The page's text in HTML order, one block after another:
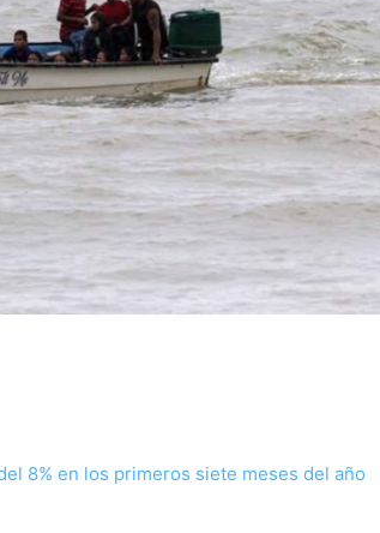
8% en los primeros siete meses del año